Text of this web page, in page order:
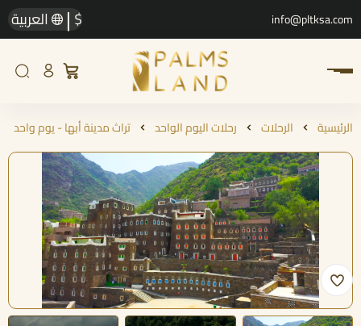
info@pltksa.com
$
| العربية
الرئيسية الرحلات رحلات اليوم الواحد تراث مدينة أبها - يوم واحد